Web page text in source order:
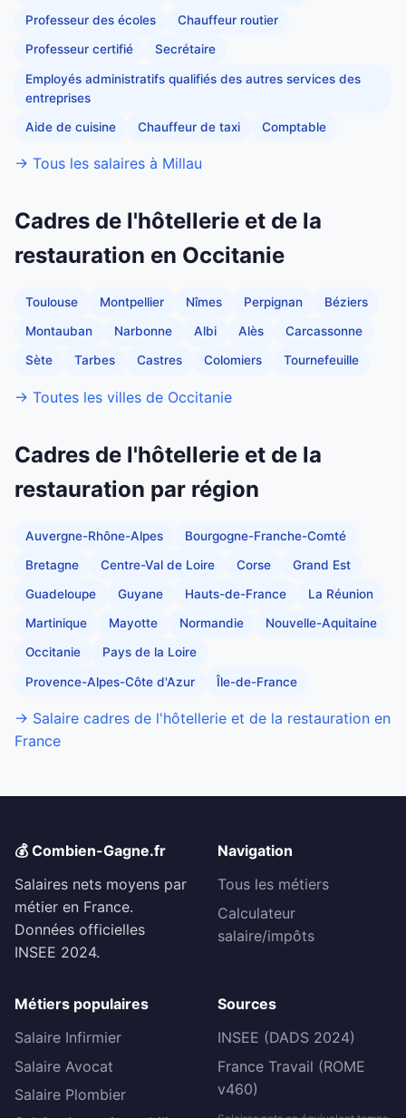
Professeur des écoles Chauffeur routier
Professeur certifié Secrétaire
Employés administratifs qualifiés des autres services des
entreprises
Aide de cuisine Chauffeur de taxi Comptable
→ Tous les salaires à Millau
Cadres de l'hôtellerie et de la
restauration en Occitanie
Toulouse Montpellier Nîmes Perpignan Béziers
Montauban Narbonne Albi Alès Carcassonne
Sète Tarbes Castres Colomiers Tournefeuille
→ Toutes les villes de Occitanie
Cadres de l'hôtellerie et de la
restauration par région
Auvergne-Rhône-Alpes Bourgogne-Franche-Comté
Bretagne Centre-Val de Loire Corse Grand Est
Guadeloupe Guyane Hauts-de-France La Réunion
Martinique Mayotte Normandie Nouvelle-Aquitaine
Occitanie Pays de la Loire
Provence-Alpes-Côte d'Azur Île-de-France
→ Salaire cadres de l'hôtellerie et de la restauration en
France
💰 Combien-Gagne.fr
Salaires nets moyens par
métier en France.
Données officielles
INSEE 2024.
Navigation
Tous les métiers
Calculateur
salaire/impôts
Métiers populaires
Salaire Infirmier
Salaire Avocat
Salaire Plombier
Sources
INSEE (DADS 2024)
France Travail (ROME
v460)